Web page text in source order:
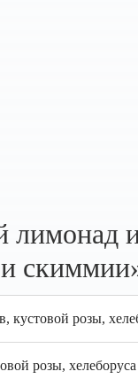
кустовой розы,
розы,